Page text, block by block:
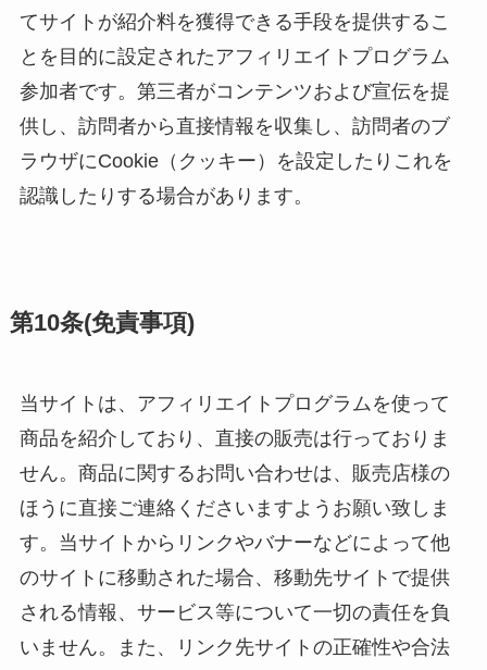
てサイトが紹介料を獲得できる手段を提供するこ
とを目的に設定されたアフィリエイトプログラム
参加者です。第三者がコンテンツおよび宣伝を提
供し、訪問者から直接情報を収集し、訪問者のブ
ラウザにCookie（クッキー）を設定したりこれを
認識したりする場合があります。
第10条(免責事項)
当サイトは、アフィリエイトプログラムを使って
商品を紹介しており、直接の販売は行っておりま
せん。商品に関するお問い合わせは、販売店様の
ほうに直接ご連絡くださいますようお願い致しま
す。当サイトからリンクやバナーなどによって他
のサイトに移動された場合、移動先サイトで提供
される情報、サービス等について一切の責任を負
いません。また、リンク先サイトの正確性や合法